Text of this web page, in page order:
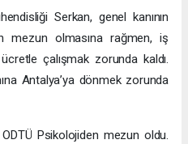
Serkan, genel kanının
olmasına rağmen, iş
çalışmak zorunda kaldı.
Antalya’ya dönmek zorunda
Psikolojiden mezun oldu.